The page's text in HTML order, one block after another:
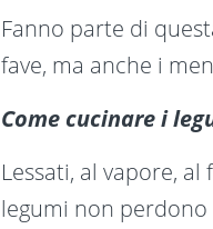
Fanno parte di
fave, ma anche i
Come cucinare i
Lessati, al vapore,
legumi non